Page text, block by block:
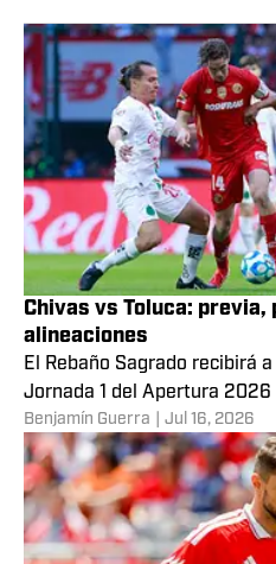
Chivas vs Toluca:
alineaciones
El Rebaño Sagrado recibirá
Jornada 1 del Apertura 2026
Benjamín Guerra Jul 16, 2026